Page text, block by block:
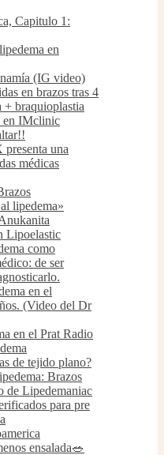
Capitulo 1:
en
(IG video)
en brazos tras 4
+ braquioplastia
en IMclinic
una
médicas
lipedema»
Lipoelastic
como
de ser
en el
(Video del Dr
en el Prat Radio
de tejido plano?
Brazos
de Lipedemaniac
para pre
ensalada🥗